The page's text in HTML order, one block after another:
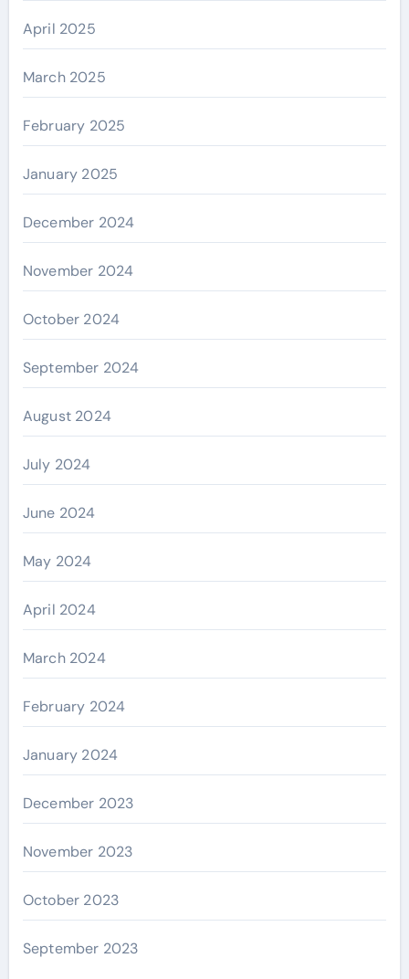
April 2025
March 2025
February 2025
January 2025
December 2024
November 2024
October 2024
September 2024
August 2024
July 2024
June 2024
May 2024
April 2024
March 2024
February 2024
January 2024
December 2023
November 2023
October 2023
September 2023